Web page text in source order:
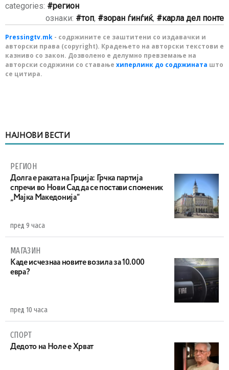
categories:
регион
ознаки:
топ, зоран ѓинѓиќ, карла дел понте
Pressingtv.mk - содржините се заштитени со издавачки и
авторски права (copyright). Крадењето на авторски текстови е
казниво со закон. Дозволено е делумно превземање на
авторски содржини со ставање хиперлинк до содржината што
се цитира.
НАЈНОВИ ВЕСТИ
РЕГИОН
Долга е раката на Грција: Грчка партија
спречи во Нови Сад да се постави споменик
„Мајка Македонија“
пред 9 часа
МАГАЗИН
Каде исчезнаа новите возила за 10.000
евра?
пред 10 часа
СПОРТ
Дедото на Ноле е Хрват